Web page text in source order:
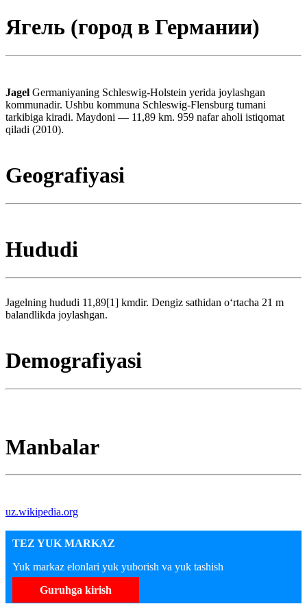
Ягель (город в Германии)
Jagel Germaniyaning Schleswig-Holstein yerida joylashgan
kommunadir. Ushbu kommuna Schleswig-Flensburg tumani
tarkibiga kiradi. Maydoni — 11,89 km. 959 nafar aholi istiqomat
qiladi (2010).
Geografiyasi
Hududi
Jagelning hududi 11,89[1] kmdir. Dengiz sathidan oʻrtacha 21 m
balandlikda joylashgan.
Demografiyasi
Manbalar
uz.wikipedia.org
TEZ YUK MARKAZ
Yuk markaz elonlari yuk yuborish va yuk tashish
Guruhga kirish